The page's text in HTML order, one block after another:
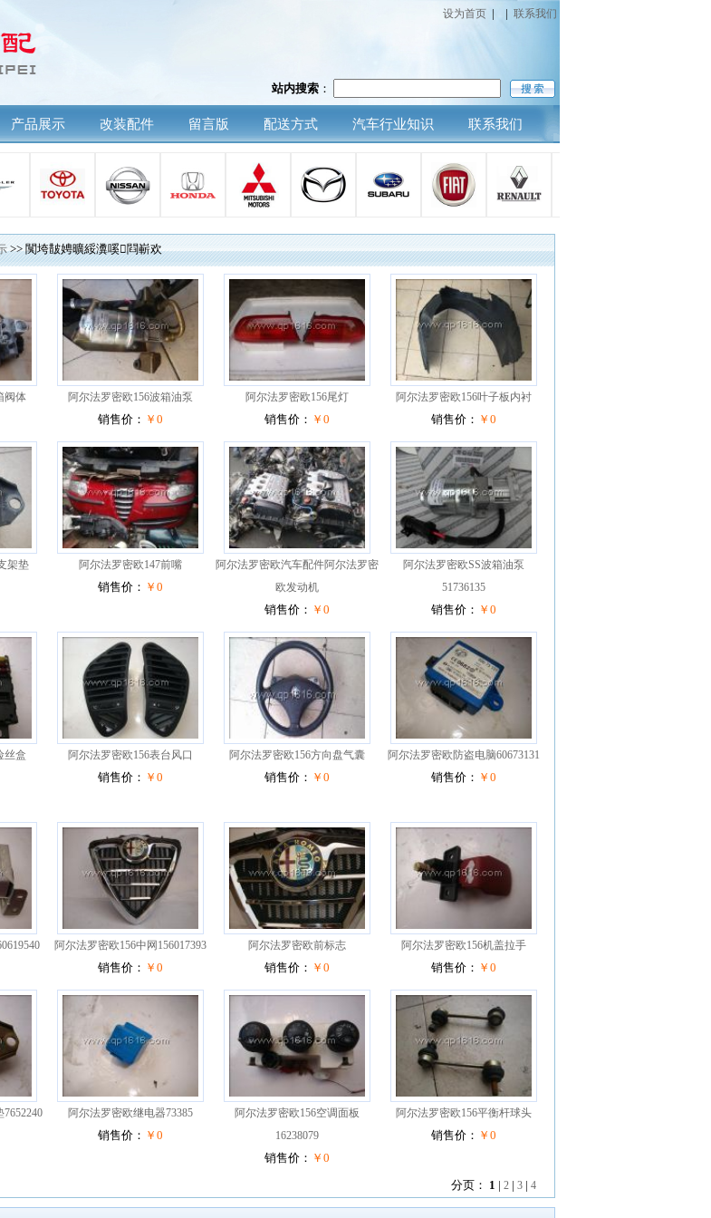
设为首页 联系我们
站内搜索 ：
产品展示 改装配件 留言版 配送方式 汽车行业知识 联系我们
>> 闃垮皵娉曠綏瀵嗘閰嶄欢
阀体
阿尔法罗密欧156波箱油泵
销售价： ￥0
阿尔法罗密欧156尾灯
销售价： ￥0
阿尔法罗密欧156叶子板内衬
销售价： ￥0
架垫
阿尔法罗密欧147前嘴
销售价： ￥0
阿尔法罗密欧汽车配件阿尔法罗密
欧发动机
销售价： ￥0
阿尔法罗密欧SS波箱油泵
51736135
销售价： ￥0
丝盒
阿尔法罗密欧156表台风口
销售价： ￥0
阿尔法罗密欧156方向盘气囊
销售价： ￥0
阿尔法罗密欧防盗电脑60673131
销售价： ￥0
阿尔法罗密欧156中网156017393
销售价： ￥0
阿尔法罗密欧前标志
销售价： ￥0
阿尔法罗密欧156机盖拉手
销售价： ￥0
阿尔法罗密欧继电器73385
销售价： ￥0
阿尔法罗密欧156空调面板
16238079
销售价： ￥0
阿尔法罗密欧156平衡杆球头
销售价： ￥0
分页： 1 2 3 4